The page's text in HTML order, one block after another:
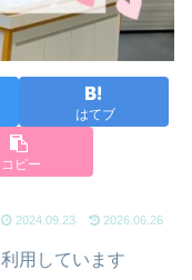
はてブ
コピー
2024.09.23 2026.06.26
用しています